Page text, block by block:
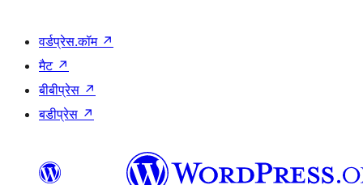
वर्डप्रेस.कॉम ↗
मैट ↗
बीबीप्रेस ↗
बडीप्रेस ↗